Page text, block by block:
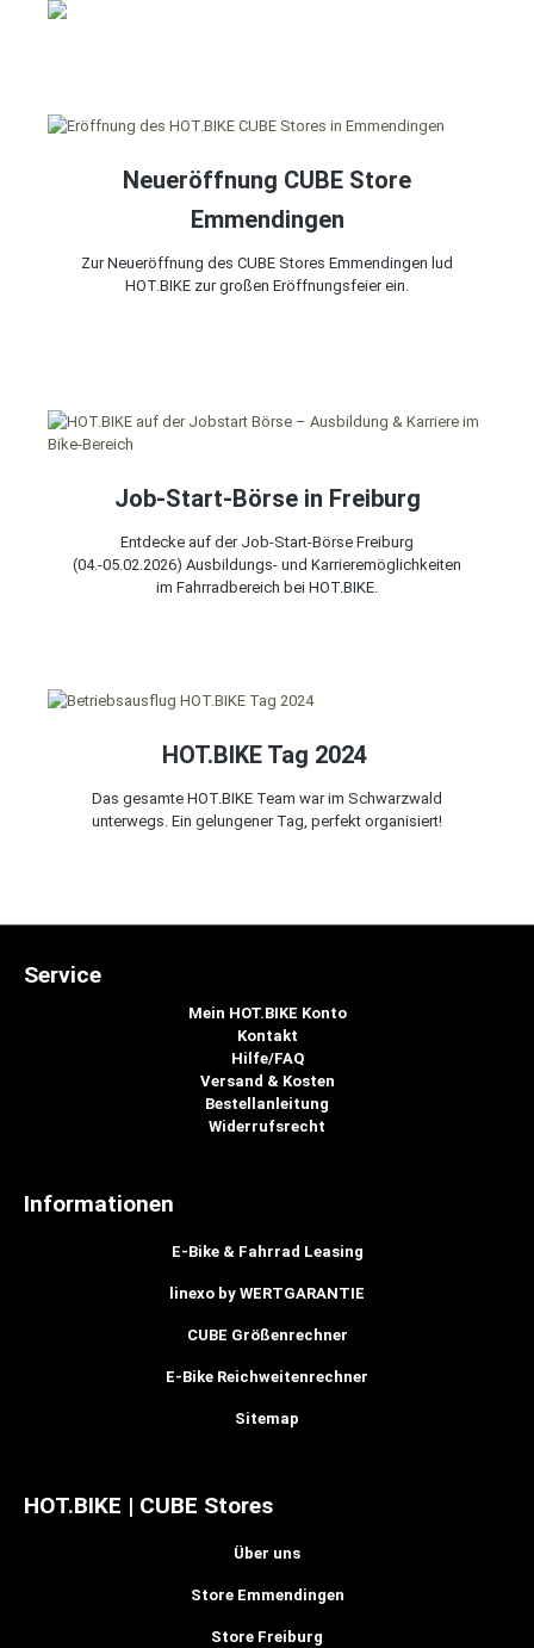
Neueröffnung CUBE Store
Emmendingen
Zur Neueröffnung des CUBE Stores Emmendingen lud
HOT.BIKE zur großen Eröffnungsfeier ein.
Job-Start-Börse in Freiburg
Entdecke auf der Job-Start-Börse Freiburg
(04.-05.02.2026) Ausbildungs- und Karrieremöglichkeiten
im Fahrradbereich bei HOT.BIKE.
HOT.BIKE Tag 2024
Das gesamte HOT.BIKE Team war im Schwarzwald
unterwegs. Ein gelungener Tag, perfekt organisiert!
Service
Mein HOT.BIKE Konto
Kontakt
Hilfe/FAQ
Versand & Kosten
Bestellanleitung
Widerrufsrecht
Informationen
E-Bike & Fahrrad Leasing
linexo by WERTGARANTIE
CUBE Größenrechner
E-Bike Reichweitenrechner
Sitemap
HOT.BIKE | CUBE Stores
Über uns
Store Emmendingen
Store Freiburg